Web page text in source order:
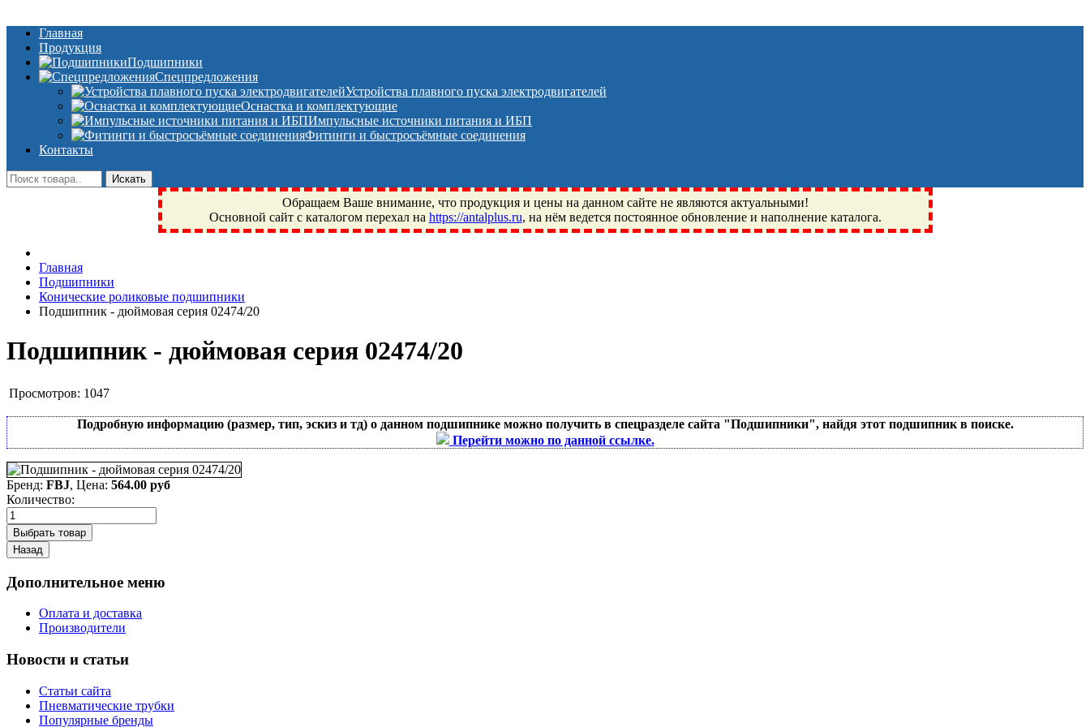
Главная
Продукция
Подшипники
Спецпредложения
Устройства плавного пуска электродвигателей
Оснастка и комплектующие
Импульсные источники питания и ИБП
Фитинги и быстросъёмные соединения
Контакты
Обращаем Ваше внимание, что продукция и цены на данном сайте не являются актуальными!
Основной сайт с каталогом перехал на https://antalplus.ru, на нём ведется постоянное обновление и наполнение каталога.
Фрязино, Антал+, плюс, Свердловский, Загорянский, Юбилейный, Щелково, Москва, Пушкино, Королёв, Балашиха, Фряново, Монино, Ивантеевка, подшипники, пневматика, метизы,
техника, сварочные аппараты, NIS, NSK, JED, KPT, NXZ, ГПЗ, Neutral, WHX, ZWZ, CRAFT, СПЗ-4, NECTECH, KG, LQY, DPI, BSN, SPZ, РФ, BMZ, ХАРП, CX, РОЛТОМ, APZ, FBJ, KYK,
NTN, SKF, купить, заказать
Главная
Подшипники
Конические роликовые подшипники
Подшипник - дюймовая серия 02474/20
Подшипник - дюймовая серия 02474/20
Просмотров: 1047
Подробную информацию (размер, тип, эскиз и тд) о данном подшипнике можно получить в спецразделе сайта "Подшипники", найдя этот подшипник в поиске.
Перейти можно по данной ссылке.
Бренд: FBJ, Цена: 564.00 руб
Количество:
Дополнительное меню
Оплата и доставка
Производители
Новости и статьи
Статьи сайта
Пневматические трубки
Популярные бренды